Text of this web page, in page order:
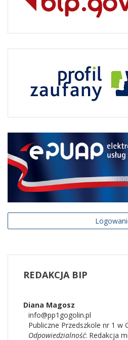
REDAKCJABIP
Diana Magosz
info@pp1gogolin.pl
Publiczne Przedszkole nr 1 w
Odpowiedzialność: Redakcja